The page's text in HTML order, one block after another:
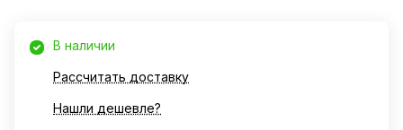
В наличии
Рассчитать доставку
Нашли дешевле?